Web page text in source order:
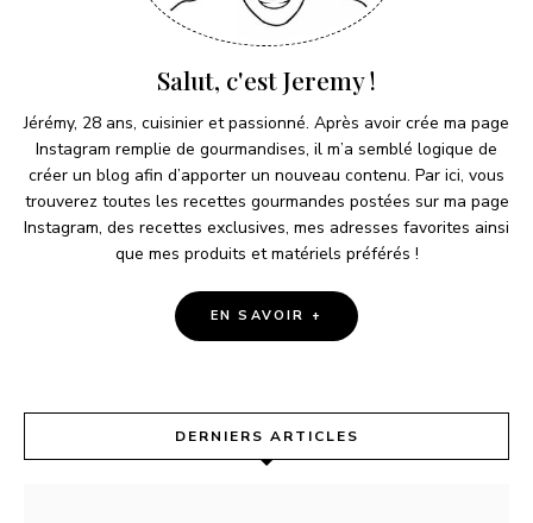
Salut, c'est Jeremy !
Jérémy, 28 ans, cuisinier et passionné. Après avoir crée ma page
Instagram remplie de gourmandises, il m’a semblé logique de
créer un blog afin d’apporter un nouveau contenu. Par ici, vous
trouverez toutes les recettes gourmandes postées sur ma page
Instagram, des recettes exclusives, mes adresses favorites ainsi
que mes produits et matériels préférés !
EN SAVOIR +
DERNIERS ARTICLES